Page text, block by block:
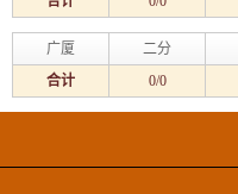
广厦 二分
合计
0/0